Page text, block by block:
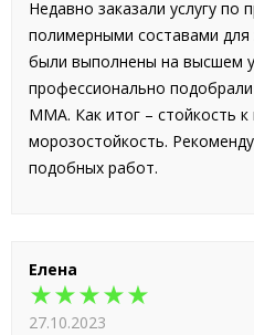
Недавно заказали услугу по
полимерными составами
были выполнены на высшем
профессионально
ММА. Как итог – стойкость
морозостойкость.
подобных работ.
Елена
★★★★★
27.10.2023